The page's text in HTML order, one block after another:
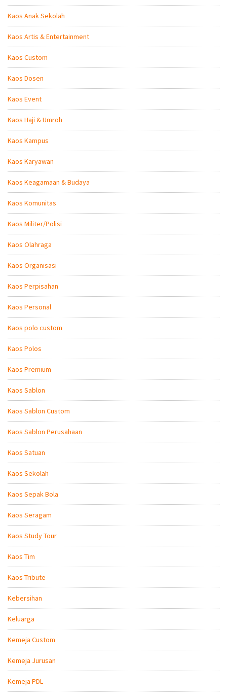
Kaos Anak Sekolah
Kaos Artis & Entertainment
Kaos Custom
Kaos Dosen
Kaos Event
Kaos Haji & Umroh
Kaos Kampus
Kaos Karyawan
Kaos Keagamaan & Budaya
Kaos Komunitas
Kaos Militer/Polisi
Kaos Olahraga
Kaos Organisasi
Kaos Perpisahan
Kaos Personal
Kaos polo custom
Kaos Polos
Kaos Premium
Kaos Sablon
Kaos Sablon Custom
Kaos Sablon Perusahaan
Kaos Satuan
Kaos Sekolah
Kaos Sepak Bola
Kaos Seragam
Kaos Study Tour
Kaos Tim
Kaos Tribute
Kebersihan
Keluarga
Kemeja Custom
Kemeja Jurusan
Kemeja PDL